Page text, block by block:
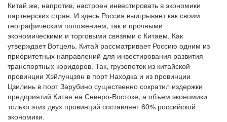
Китай же, напротив, настроен инвестировать в экономики
партнерских стран. И здесь Россия выигрывает как своим
географическим положением, так и прочными
экономическими и торговыми связями с Китаем. Как
утверждает Вотцель, Китай рассматривает Россию одним из
приоритетных направлений для инвестирования развития
транспортных коридоров. Так, грузопоток из китайской
провинции Хэйлунцзян в порт Находка и из провинции
Цзилинь в порт Зарубино существенно сократил издержки
предприятий Китая на Северо-Востоке, а объем экономики
только этих двух провинций составляет 60% российской
экономики.